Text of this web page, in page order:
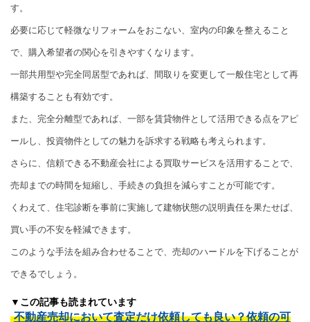
す。
必要に応じて軽微なリフォームをおこない、室内の印象を整えること
で、購入希望者の関心を引きやすくなります。
一部共用型や完全同居型であれば、間取りを変更して一般住宅として再
構築することも有効です。
また、完全分離型であれば、一部を賃貸物件として活用できる点をアピ
ールし、投資物件としての魅力を訴求する戦略も考えられます。
さらに、信頼できる不動産会社による買取サービスを活用することで、
売却までの時間を短縮し、手続きの負担を減らすことが可能です。
くわえて、住宅診断を事前に実施して建物状態の説明責任を果たせば、
買い手の不安を軽減できます。
このような手法を組み合わせることで、売却のハードルを下げることが
できるでしょう。
▼この記事も読まれています
不動産売却において査定だけ依頼しても良い？依頼の可